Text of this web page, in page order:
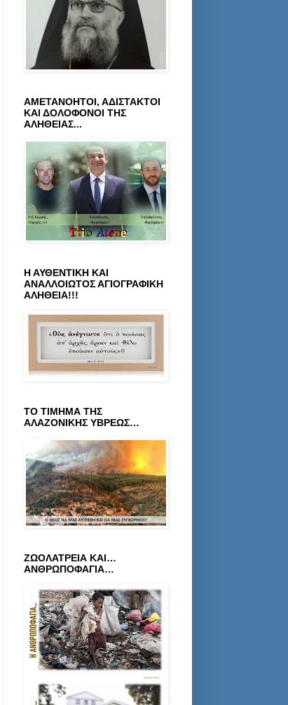
ΑΜΕΤΑΝΟΗΤΟΙ, ΑΔΙΣΤΑΚΤΟΙ
ΚΑΙ ΔΟΛΟΦΟΝΟΙ ΤΗΣ
ΑΛΗΘΕΙΑΣ...
Η ΑΥΘΕΝΤΙΚΗ ΚΑΙ
ΑΝΑΛΛΟΙΩΤΟΣ ΑΓΙΟΓΡΑΦΙΚΗ
ΑΛΗΘΕΙΑ!!!
ΤΟ ΤΙΜΗΜΑ ΤΗΣ
ΑΛΑΖΟΝΙΚΗΣ ΥΒΡΕΩΣ…
ΖΩΟΛΑΤΡΕΙΑ ΚΑΙ…
ΑΝΘΡΩΠΟΦΑΓΙΑ…